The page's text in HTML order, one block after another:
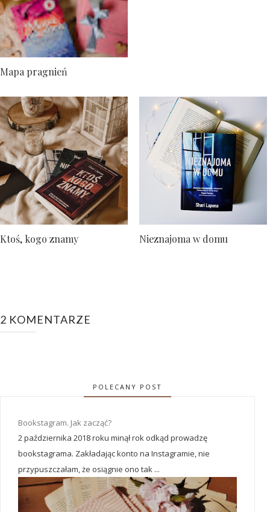
Mapa pragnień
Ktoś, kogo znamy Nieznajoma w domu
2 KOMENTARZE
POLECANY POST
Bookstagram. Jak zacząć?
2 października 2018 roku minął rok odkąd prowadzę
bookstagrama. Zakładając konto na Instagramie, nie
przypuszczałam, że osiągnie ono tak ...